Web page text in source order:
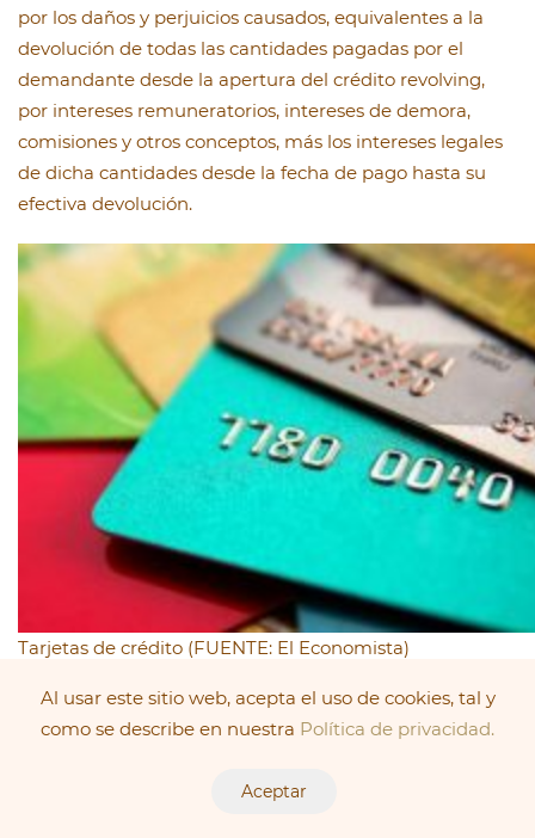
Al usar este sitio web, acepta el uso de cookies, tal y
como se describe en nuestra Política de privacidad.
Aceptar
por los daños y perjuicios causados, equivalentes a la
devolución de todas las cantidades pagadas por el
demandante desde la apertura del crédito revolving,
por intereses remuneratorios, intereses de demora,
comisiones y otros conceptos, más los intereses legales
de dicha cantidades desde la fecha de pago hasta su
efectiva devolución.
Tarjetas de crédito (FUENTE: El Economista)
Los hechos de la demanda estaban basados en la
pretensión de la actora, que en síntesis era la siguiente:
La Suscripción de un contrato de tarjeta de crédito